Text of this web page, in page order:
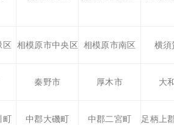
区 相模原市中央区 相模原市南区 横須
秦野市 厚木市 大
町 中郡大磯町 中郡二宮町 足柄上